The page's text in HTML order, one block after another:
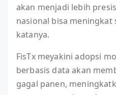
akan menjadi lebih
nasional bisa meningkat
katanya.
FisTx meyakini adopsi
berbasis data akan
gagal panen,